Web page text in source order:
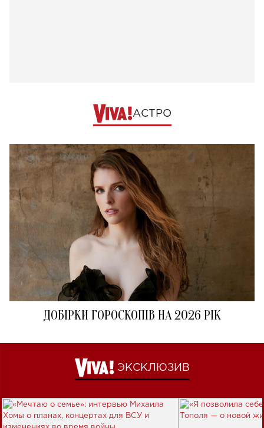
АСТРО
ДОБІРКИ ГОРОСКОПІВ НА 2026 РІК
ЭКСКЛЮЗИВ